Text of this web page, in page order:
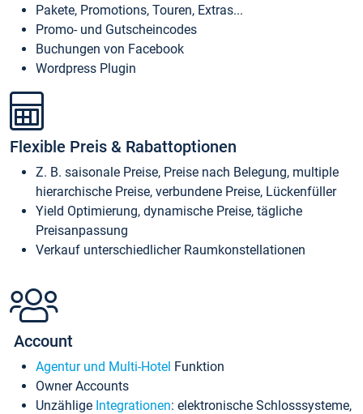
Pakete, Promotions, Touren, Extras...
Promo- und Gutscheincodes
Buchungen von Facebook
Wordpress Plugin
Flexible Preis & Rabattoptionen
Z. B. saisonale Preise, Preise nach Belegung, multiple
hierarchische Preise, verbundene Preise, Lückenfüller
Yield Optimierung, dynamische Preise, tägliche
Preisanpassung
Verkauf unterschiedlicher Raumkonstellationen
Account
Agentur und Multi-Hotel Funktion
Owner Accounts
Unzählige Integrationen: elektronische Schlosssysteme,